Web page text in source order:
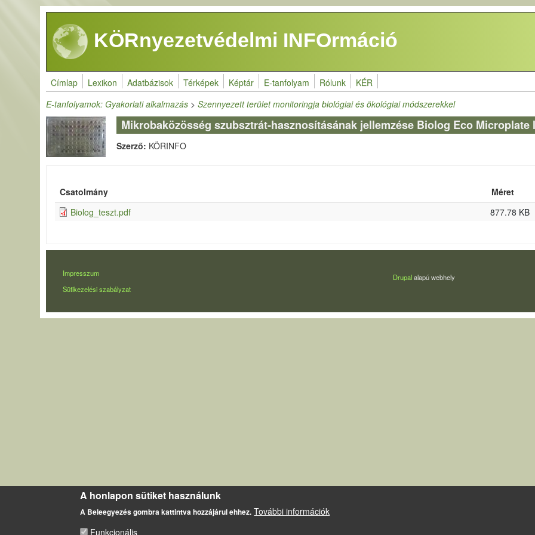
Ugrás a tartalomra
KÖRnyezetvédelmi INFOrmáció
Címlap Lexikon Adatbázisok Térképek Képtár E-tanfolyam Rólunk KÉR
E-tanfolyamok: Gyakorlati alkalmazás >Szennyezett terület monitoringja biológiai és ökológiai módszerekkel
Mikrobaközösség szubsztrát-hasznosításának jellemzése Biolog Eco Microplate
Szerző: KÖRINFO
Csatolmány
Méret
Biolog_teszt.pdf
877.78 KB
LÁBLÉC
Impresszum
Sütikezelési szabályzat
Drupalalapú webhely
A honlapon sütiket használunk
A Beleegyezés gombra kattintva hozzájárul ehhez. További információk
Funkcionális